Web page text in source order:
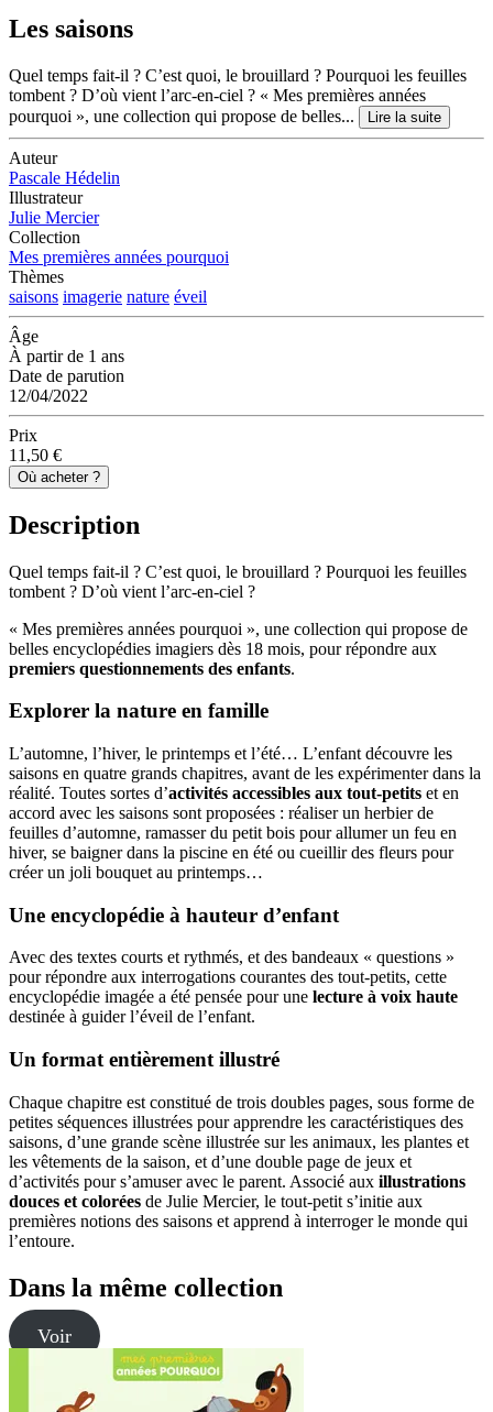
Les saisons
Quel temps fait-il ? C’est quoi, le brouillard ? Pourquoi les feuilles
tombent ? D’où vient l’arc-en-ciel ? « Mes premières années
pourquoi », une collection qui propose de belles...
Lire la suite
Auteur
Pascale Hédelin
Illustrateur
Julie Mercier
Collection
Mes premières années pourquoi
Thèmes
saisons imagerie nature éveil
Âge
À partir de 1 ans
Date de parution
12/04/2022
Prix
11,50 €
Où acheter ?
Description
Quel temps fait-il ? C’est quoi, le brouillard ? Pourquoi les feuilles
tombent ? D’où vient l’arc-en-ciel ?
« Mes premières années pourquoi », une collection qui propose de
belles encyclopédies imagiers dès 18 mois, pour répondre aux
premiers questionnements des enfants.
Explorer la nature en famille
L’automne, l’hiver, le printemps et l’été… L’enfant découvre les
saisons en quatre grands chapitres, avant de les expérimenter dans la
réalité. Toutes sortes d’activités accessibles aux tout-petits et en
accord avec les saisons sont proposées : réaliser un herbier de
feuilles d’automne, ramasser du petit bois pour allumer un feu en
hiver, se baigner dans la piscine en été ou cueillir des fleurs pour
créer un joli bouquet au printemps…
Une encyclopédie à hauteur d’enfant
Avec des textes courts et rythmés, et des bandeaux « questions »
pour répondre aux interrogations courantes des tout-petits, cette
encyclopédie imagée a été pensée pour une lecture à voix haute
destinée à guider l’éveil de l’enfant.
Un format entièrement illustré
Chaque chapitre est constitué de trois doubles pages, sous forme de
petites séquences illustrées pour apprendre les caractéristiques des
saisons, d’une grande scène illustrée sur les animaux, les plantes et
les vêtements de la saison, et d’une double page de jeux et
d’activités pour s’amuser avec le parent. Associé aux illustrations
douces et colorées de Julie Mercier, le tout-petit s’initie aux
premières notions des saisons et apprend à interroger le monde qui
l’entoure.
Dans la même collection
Voir